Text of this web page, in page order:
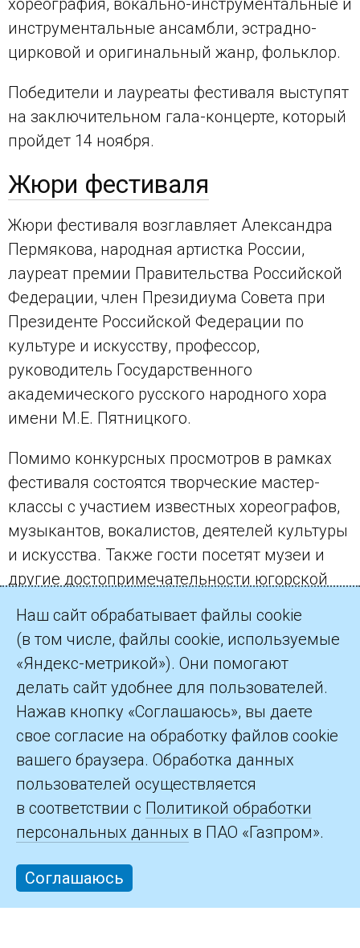
хореография, вокально-инструментальные и
инструментальные ансамбли, эстрадно-
цирковой и оригинальный жанр, фольклор.
Победители и лауреаты фестиваля выступят
на заключительном гала-концерте, который
пройдет 14 ноября.
Жюри фестиваля
Жюри фестиваля возглавляет Александра
Пермякова, народная артистка России,
лауреат премии Правительства Российской
Федерации, член Президиума Совета при
Президенте Российской Федерации по
культуре и искусству, профессор,
руководитель Государственного
академического русского народного хора
имени М.Е. Пятницкого.
Помимо конкурсных просмотров в рамках
фестиваля состоятся творческие мастер-
классы с участием известных хореографов,
музыкантов, вокалистов, деятелей культуры
и искусства. Также гости посетят музеи и
другие достопримечательности югорской
©2026 ПАО «Газпром»
Контакты
Наш сайт обрабатывает файлы cookie
(в том числе, файлы cookie, используемые
«Яндекс-метрикой»). Они помогают
делать сайт удобнее для пользователей.
Нажав кнопку «Соглашаюсь», вы даете
свое согласие на обработку файлов cookie
вашего браузера. Обработка данных
пользователей осуществляется
в соответствии с Политикой обработки
персональных данных в ПАО «Газпром».
Соглашаюсь